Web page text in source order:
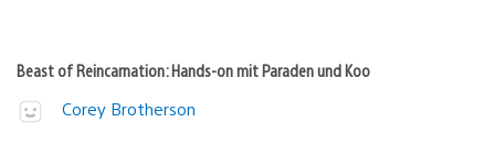
Beast of Reincarnation: Hands-on mit Paraden und Koo
Corey Brotherson